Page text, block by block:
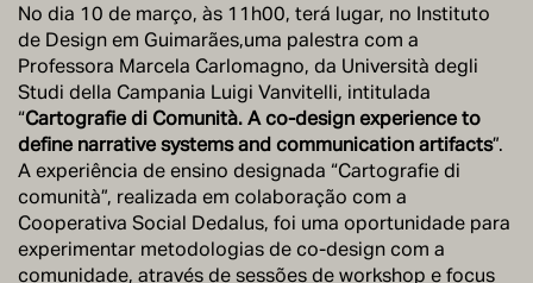
No dia 10 de março, às 11h00, terá lugar, no Instituto
de Design em Guimarães,uma palestra com a
Professora Marcela Carlomagno, da Università degli
Studi della Campania Luigi Vanvitelli, intitulada
“Cartografie di Comunità. A co-design experience to
define narrative systems and communication artifacts”.
A experiência de ensino designada “Cartografie di
comunità”, realizada em colaboração com a
Cooperativa Social Dedalus, foi uma oportunidade para
experimentar metodologias de co-design com a
comunidade, através de sessões de workshop e focus